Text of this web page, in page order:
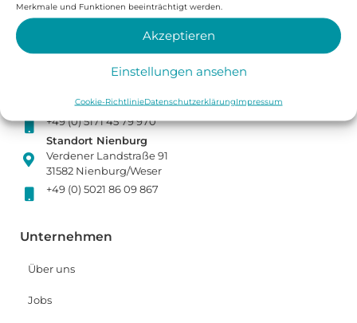
Merkmale und Funktionen beeinträchtigt werden.
Akzeptieren
Einstellungen ansehen
Cookie-RichtlinieDatenschutzerklärungImpressum
hagen_energiesysteme
info@hagen-energiesysteme.de
Standort Peine
31224 Peine
+49 (0) 5171 45 79 970
Standort Nienburg
Verdener Landstraße 91
31582 Nienburg/Weser
+49 (0) 5021 86 09 867
Unternehmen
Über uns
Jobs